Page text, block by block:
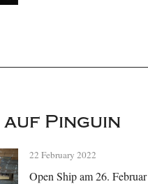
auf Pinguin
22 February 2022
Open Ship am 26.